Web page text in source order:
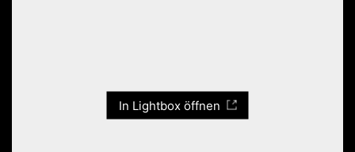
In Lightbox öffnen